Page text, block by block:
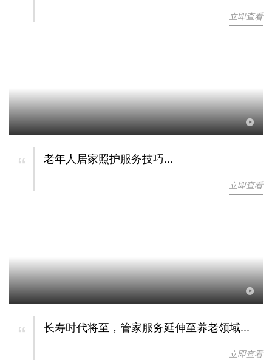
立即查看
“ 老年人居家照护服务技巧...
立即查看
“ 长寿时代将至，管家服务延伸至养老领域...
立即查看